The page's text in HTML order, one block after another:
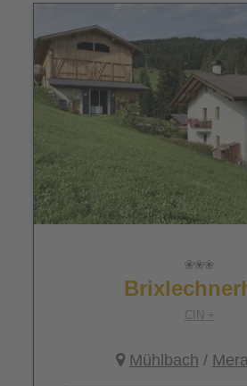
CIN +
Mühlbach /